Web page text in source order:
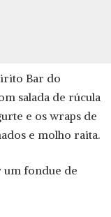
Bar do
salada de rúcula
e os wraps de
e molho raita.
fondue de